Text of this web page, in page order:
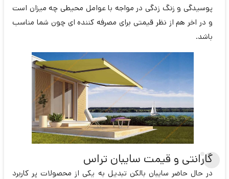
پوسیدگی و زنگ زدگی در مواجه با عوامل محیطی چه میزان است
و در اخر هم از نظر قیمتی برای مصرفه کننده ای چون شما مناسب
باشد.
گارانتی و قیمت سایبان تراس
در حال حاضر سایبان بالکن تبدیل به یکی از محصولات پر کاربرد